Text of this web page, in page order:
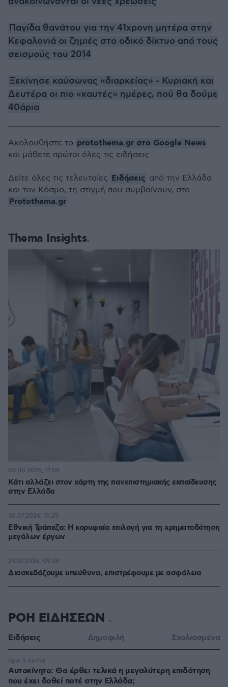
Παγίδα θανάτου για την 41χρονη μητέρα στην
Κεφαλονιά οι ζημιές στο οδικό δίκτυο από τους
σεισμούς του 2014
Ξεκίνησε καύσωνας «διαρκείας» - Κυριακή και
Δευτέρα οι πιο «καυτές» ημέρες, πού θα δούμε
40άρια
Thema Insights
Κάτι αλλάζει στον χάρτη της πανεπιστημιακής εκπαίδευσης
στην Ελλάδα
03.08.2026, 11:06
Εθνική Τράπεζα: Η κορυφαία επιλογή για τη χρηματοδότηση
μεγάλων έργων
30.07.2026, 15:25
Διασκεδάζουμε υπεύθυνα, επιστρέφουμε με ασφάλεια
29.07.2026, 09:39
Ακολουθήστε το protothema.gr στο Google News
και μάθετε πρώτοι όλες τις ειδήσεις
Δείτε όλες τις τελευταίες Ειδήσεις από την Ελλάδα
και τον Κόσμο, τη στιγμή που συμβαίνουν, στο
Protothema.gr
ΡΟΗ ΕΙΔΗΣΕΩΝ
Ειδήσεις Δημοφιλή Σχολιασμένα
Αυτοκίνητο: Θα έρθει τελικά η μεγαλύτερη επιδότηση
που έχει δοθεί ποτέ στην Ελλάδα;
πριν 5 λεπτά